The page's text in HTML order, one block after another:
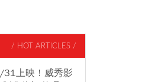
/ HOT ARTICLES /
31上映！威秀影